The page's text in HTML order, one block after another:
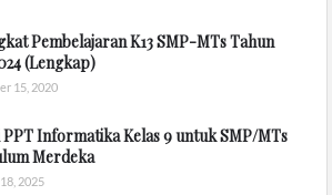
Pembelajaran K13 SMP-MTs Tahun
(Lengkap)
15, 2020
Informatika Kelas 9 untuk SMP/MTs
Merdeka
2025